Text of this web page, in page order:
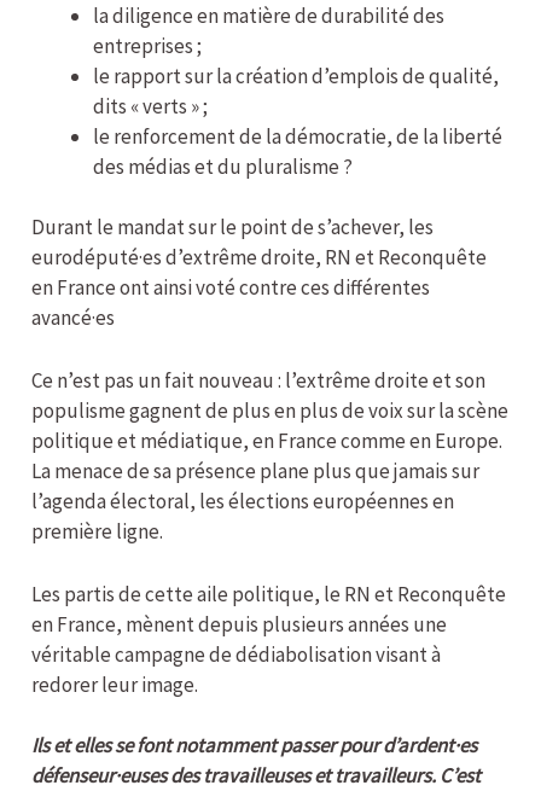
la diligence en matière de durabilité des
entreprises ;
le rapport sur la création d’emplois de qualité,
dits « verts » ;
le renforcement de la démocratie, de la liberté
des médias et du pluralisme ?
Durant le mandat sur le point de s’achever, les
eurodéputé·es d’extrême droite, RN et Reconquête
en France ont ainsi voté contre ces différentes
avancé·es
Ce n’est pas un fait nouveau : l’extrême droite et son
populisme gagnent de plus en plus de voix sur la scène
politique et médiatique, en France comme en Europe.
La menace de sa présence plane plus que jamais sur
l’agenda électoral, les élections européennes en
première ligne.
Les partis de cette aile politique, le RN et Reconquête
en France, mènent depuis plusieurs années une
véritable campagne de dédiabolisation visant à
redorer leur image.
Ils et elles se font notamment passer pour d’ardent·es
défenseur·euses des travailleuses et travailleurs. C’est